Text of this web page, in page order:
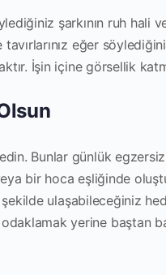
şarkının ruh hali
eğer
İşin içine görsellik
Bunlar günlük
bir hoca eşliğinde
ulaşabileceğiniz
yerine baştan